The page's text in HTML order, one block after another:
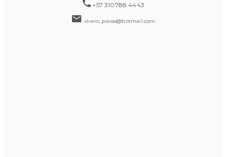
+57 310788 4443
vivero_pavas@hotmail.com